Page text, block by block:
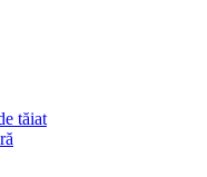
tăiat